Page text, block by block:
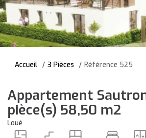
Accueil 3 Pièces Référence 525
Appartement
pièce(s) 58,50 m2
Loué